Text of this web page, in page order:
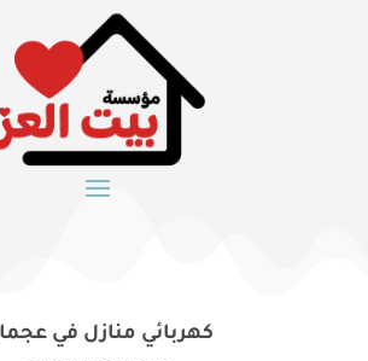
كهربائي منازل في